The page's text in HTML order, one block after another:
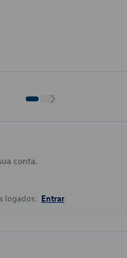
conta.
logados. Entrar